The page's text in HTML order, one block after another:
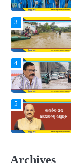
4
5
1
Archives